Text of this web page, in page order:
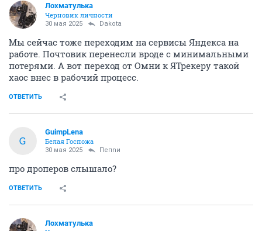
Лохматулька
Черновик личности
30 мая 2025 Dаkota
Мы сейчас тоже переходим на сервисы Яндекса на
работе. Почтовик перенесли вроде с минимальными
потерями. А вот переход от Омни к ЯТрекеру такой
хаос внес в рабочий процесс.
ОТВЕТИТЬ
G
GuimpLena
Белая Госпожа
30 мая 2025 Пепnи
про дроперов слышало?
ОТВЕТИТЬ
Лохматулька